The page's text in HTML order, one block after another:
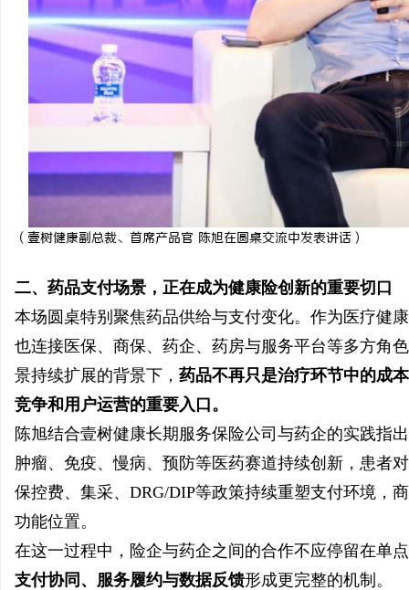
（ 壹树健康副总裁、首席产品官 陈旭在圆桌交流中发表讲话 ）
二、药品支付场景，正在成为健康险创新的重要切口
本场圆桌特别聚焦药品供给与支付变化。作为医疗健
也连接医保、商保、药企、药房与服务平台等多方角
景持续扩展的背景下， 药品不再只是治疗环节中的成
竞争和用户运营的重要入口。
陈旭结合壹树健康长期服务保险公司与药企的实践指
肿瘤、免疫、慢病、预防等医药赛道持续创新，患者
保控费、集采、DRG/DIP等政策持续重塑支付环境，
功能位置。
在这一过程中，险企与药企之间的合作不应停留在单
支付协同、服务履约与数据反馈形成更完整的机制。